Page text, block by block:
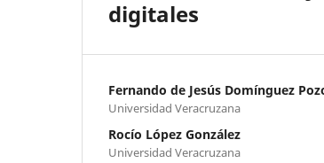
digitales
Fernando de Jesús Domínguez
Universidad Veracruzana
Rocío López González
Universidad Veracruzana